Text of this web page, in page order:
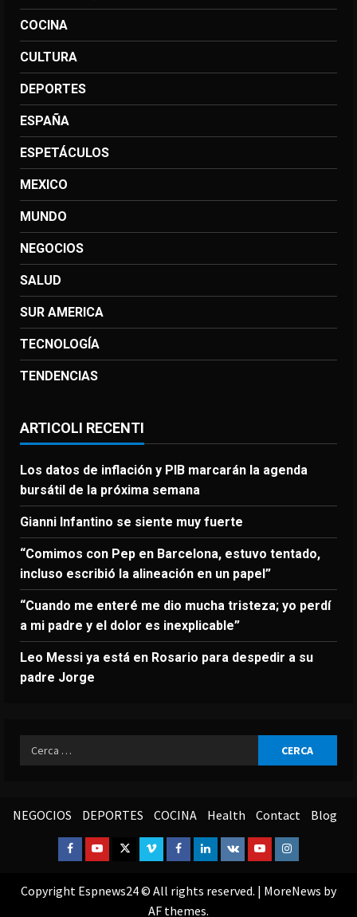
COCINA
CULTURA
DEPORTES
ESPAÑA
ESPETÁCULOS
MEXICO
MUNDO
NEGOCIOS
SALUD
SUR AMERICA
TECNOLOGÍA
TENDENCIAS
ARTICOLI RECENTI
Los datos de inflación y PIB marcarán la agenda
bursátil de la próxima semana
Gianni Infantino se siente muy fuerte
“Comimos con Pep en Barcelona, estuvo tentado,
incluso escribió la alineación en un papel”
“Cuando me enteré me dio mucha tristeza; yo perdí
a mi padre y el dolor es inexplicable”
Leo Messi ya está en Rosario para despedir a su
padre Jorge
Ricerca
per:
NEGOCIOS DEPORTES COCINA Health Contact Blog
Facebook
YoutubeTwitterVimeoFacebook
Linkedin
VK YoutubeInstagram
Copyright Espnews24 © All rights reserved. | MoreNews by
AF themes.